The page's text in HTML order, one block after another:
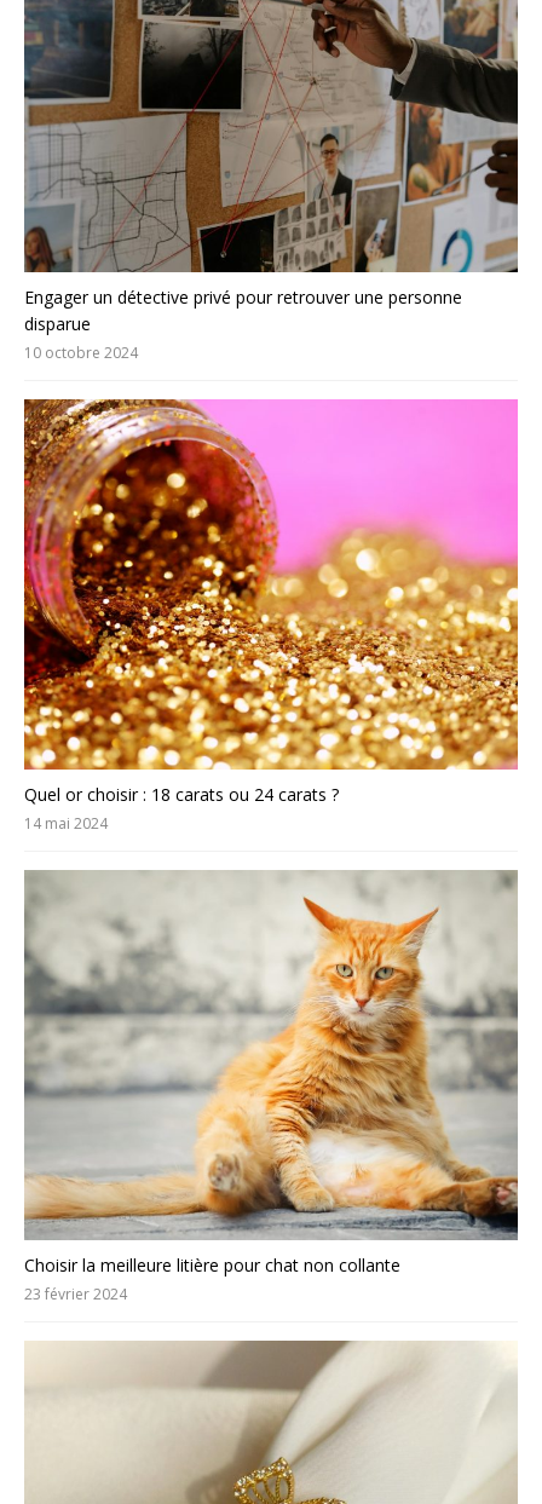
Engager un détective privé pour retrouver une personne
disparue
10 octobre 2024
Quel or choisir : 18 carats ou 24 carats ?
14 mai 2024
Choisir la meilleure litière pour chat non collante
23 février 2024